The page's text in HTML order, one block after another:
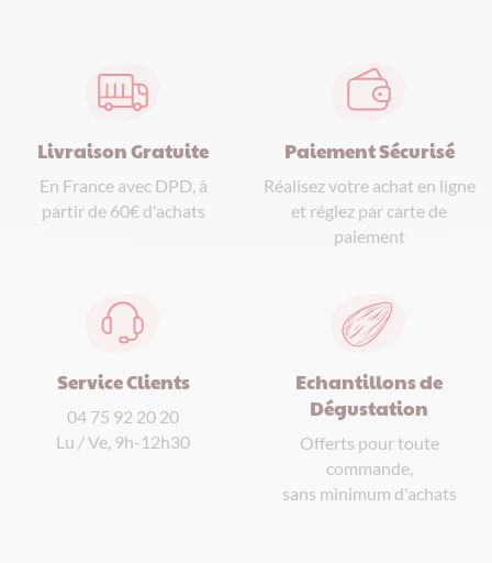
Livraison Gratuite
En France avec DPD, à
partir de 60€ d'achats
Paiement Sécurisé
Réalisez votre achat en ligne
et réglez par carte de
paiement
Service Clients
04 75 92 20 20
Lu / Ve, 9h-12h30
Echantillons de
Dégustation
Offerts pour toute
commande,
sans minimum d'achats